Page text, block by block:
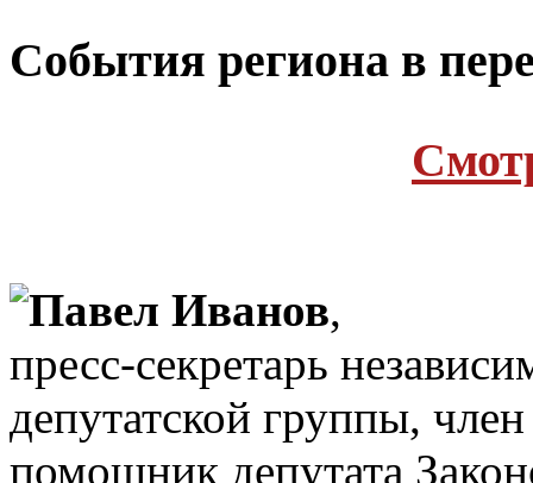
Cобытия региона в
Павел Иванов,
пресс-секретарь
депутатской группы,
помощник депутата